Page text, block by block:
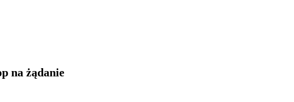
na żądanie